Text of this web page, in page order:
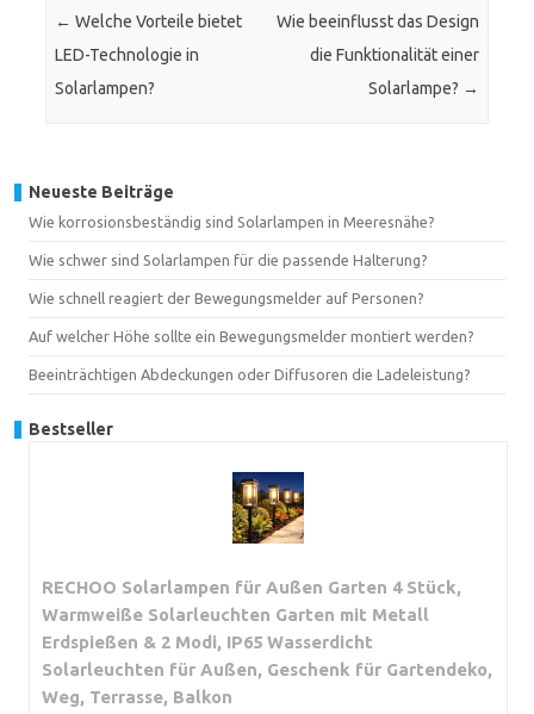
← Welche Vorteile bietet
LED-Technologie in
Solarlampen?
Wie beeinflusst das Design
die Funktionalität einer
Solarlampe? →
Neueste Beiträge
Wie korrosionsbeständig sind Solarlampen in Meeresnähe?
Wie schwer sind Solarlampen für die passende Halterung?
Wie schnell reagiert der Bewegungsmelder auf Personen?
Auf welcher Höhe sollte ein Bewegungsmelder montiert werden?
Beeinträchtigen Abdeckungen oder Diffusoren die Ladeleistung?
Bestseller
RECHOO Solarlampen für Außen Garten 4 Stück,
Warmweiße Solarleuchten Garten mit Metall
Erdspießen & 2 Modi, IP65 Wasserdicht
Solarleuchten für Außen, Geschenk für Gartendeko,
Weg, Terrasse, Balkon